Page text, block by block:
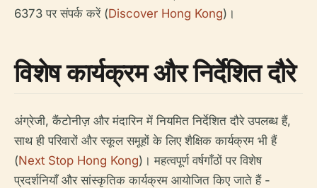
6373 पर संपर्क करें (Discover Hong Kong)।
विशेष कार्यक्रम और निर्देशित दौरे
अंग्रेजी, कैंटोनीज़ और मंदारिन में नियमित निर्देशित दौरे उपलब्ध हैं,
साथ ही परिवारों और स्कूल समूहों के लिए शैक्षिक कार्यक्रम भी हैं
(Next Stop Hong Kong)। महत्वपूर्ण वर्षगाँठों पर विशेष
प्रदर्शनियाँ और सांस्कृतिक कार्यक्रम आयोजित किए जाते हैं -